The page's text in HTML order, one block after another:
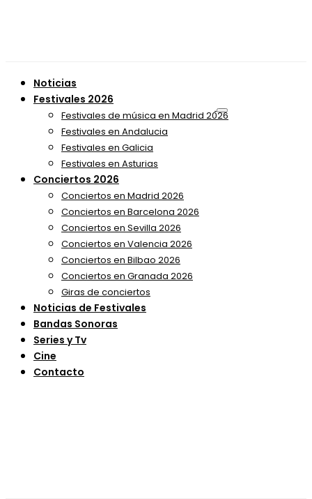
Noticias
Festivales 2026
Festivales de música en Madrid 2026
Festivales en Andalucia
Festivales en Galicia
Festivales en Asturias
Conciertos 2026
Conciertos en Madrid 2026
Conciertos en Barcelona 2026
Conciertos en Sevilla 2026
Conciertos en Valencia 2026
Conciertos en Bilbao 2026
Conciertos en Granada 2026
Giras de conciertos
Noticias de Festivales
Bandas Sonoras
Series y Tv
Cine
Contacto